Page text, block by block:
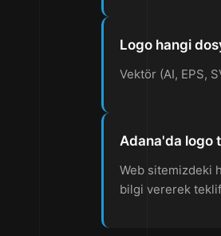
Logo hangi
Vektör (AI, EPS,
Adana'da logo
Web sitemizdeki
bilgi vererek